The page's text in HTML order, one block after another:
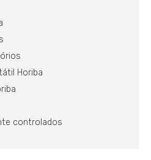
Horiba
controlados